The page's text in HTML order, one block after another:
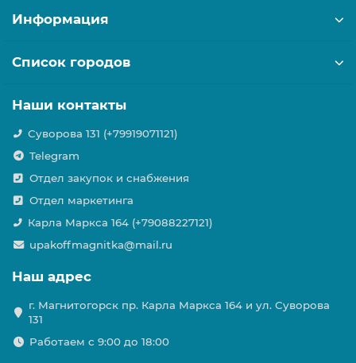
Информация
Список городов
Наши контакты
Суворова 131 (+79919071121)
Telegram
Отдел закупок и снабжения
Отдел маркетинга
Карла Маркса 164 (+79088227121)
upakoffmagnitka@mail.ru
Наш адрес
г. Магнитогорск пр. Карла Маркса 164 и ул. Суворова
131
Работаем с 9:00 до 18:00